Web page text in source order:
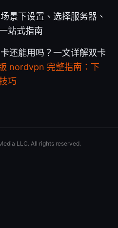
景下设置、选择服务器、
站式指南
还能用吗？一文详解双卡
nordvpn 完整指南：下
巧
LLC. All rights reserved.